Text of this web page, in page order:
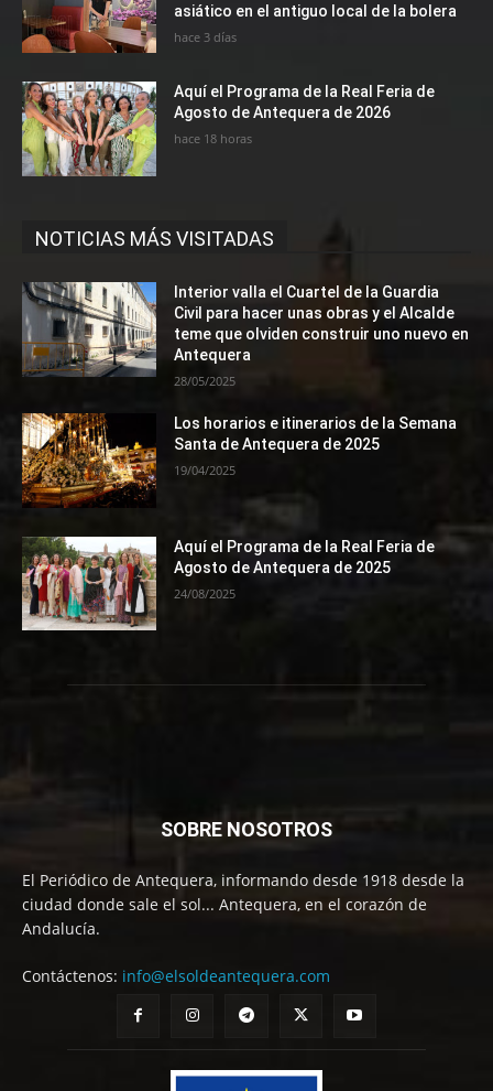
asiático en el antiguo local de la bolera
hace 3 días
Aquí el Programa de la Real Feria de
Agosto de Antequera de 2026
hace 18 horas
NOTICIAS MÁS VISITADAS
Interior valla el Cuartel de la Guardia
Civil para hacer unas obras y el Alcalde
teme que olviden construir uno nuevo en
Antequera
28/05/2025
Los horarios e itinerarios de la Semana
Santa de Antequera de 2025
19/04/2025
Aquí el Programa de la Real Feria de
Agosto de Antequera de 2025
24/08/2025
SOBRE NOSOTROS
El Periódico de Antequera, informando desde 1918 desde la
ciudad donde sale el sol... Antequera, en el corazón de
Andalucía.
Contáctenos: info@elsoldeantequera.com